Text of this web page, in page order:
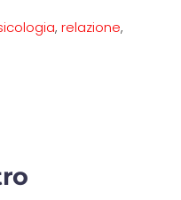
, relazione,